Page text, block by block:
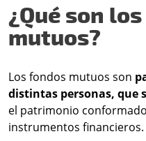
¿Qué son
mutuos?
Los fondos mutuos son
distintas personas, que
el patrimonio
instrumentos financieros.